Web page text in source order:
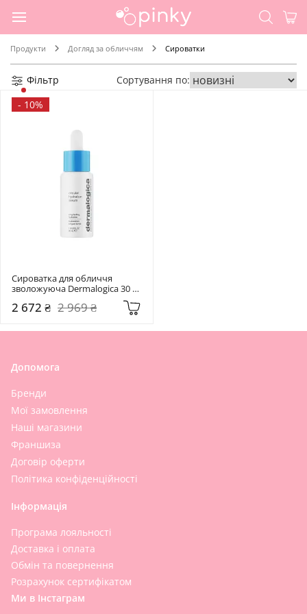
Продукти Догляд за обличчям Сироватки
Фільтр
Сортування по:
- 10%
Сироватка для обличчя
зволожуюча Dermalogica 30
мл Circular Hydration Serum
2 672 ₴ 2 969 ₴
Допомога
Бренди
Мої замовлення
Наші магазини
Франшиза
Договір оферти
Політика конфіденційності
Інформація
Програма лояльності
Доставка і оплата
Обмін та повернення
Розрахунок сертифікатом
Ми в Інстаграм